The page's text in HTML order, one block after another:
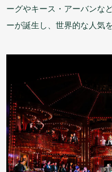
ーグやキース・アーバンな
ーが誕生 し、世界的な 人気